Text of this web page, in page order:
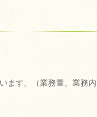
ます。（業務量、業務内